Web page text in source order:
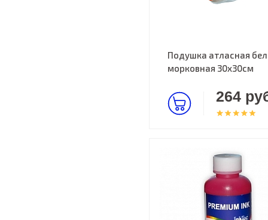
Подушка атласная
морковная 30х30см
264